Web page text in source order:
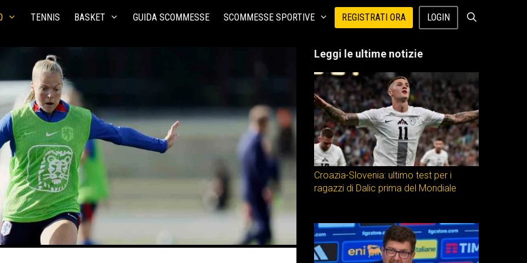
TENNIS BASKET GUIDA SCOMMESSE SCOMMESSE SPORTIVE REGISTRATI ORA LOGIN
Leggi le ultime notizie
Croazia-Slovenia: ultimo test per i
ragazzi di Dalic prima del Mondiale